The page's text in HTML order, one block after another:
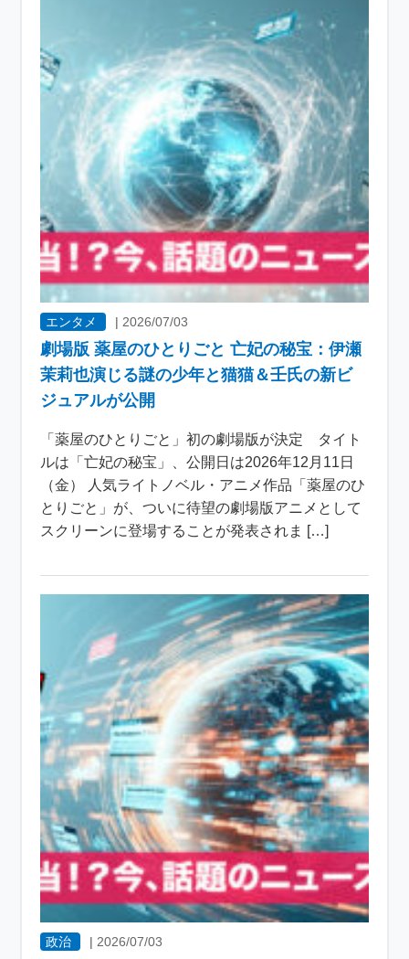
エンタメ | 2026/07/03
劇場版 薬屋のひとりごと 亡妃の秘宝：伊瀬
茉莉也演じる謎の少年と猫猫＆壬氏の新ビ
ジュアルが公開
「薬屋のひとりごと」初の劇場版が決定 タイト
ルは「亡妃の秘宝」、公開日は2026年12月11日
（金） 人気ライトノベル・アニメ作品「薬屋のひ
とりごと」が、ついに待望の劇場版アニメとして
スクリーンに登場することが発表されま […]
政治 | 2026/07/03